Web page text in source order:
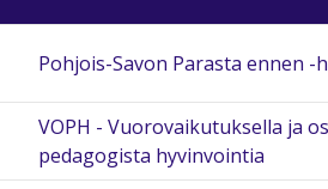
Pohjois-Savon Parasta ennen -
VOPH - Vuorovaikutuksella ja
pedagogista hyvinvointia